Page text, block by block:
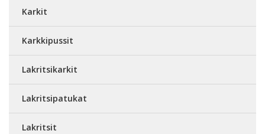
Karkit
Karkkipussit
Lakritsikarkit
Lakritsipatukat
Lakritsit